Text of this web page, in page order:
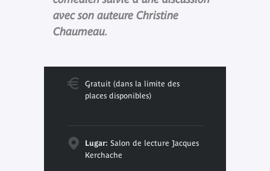
avec son auteure Christine
Chaumeau.
Gratuit (dans la limite des
places disponibles)
Lugar: Salon de lecture Jacques
Kerchache